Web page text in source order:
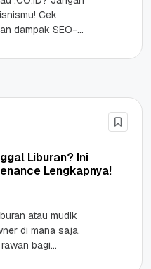
Cek
dampak SEO-
Liburan? Ini
Lengkapnya!
atau mudik
di mana saja.
bagi